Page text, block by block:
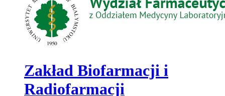
Zakład Biofarmacji i
Radiofarmacji